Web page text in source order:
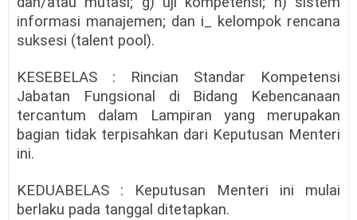
informasi manajemen; dan i_ kelompok rencana
suksesi (talent pool).
KESEBELAS : Rincian Standar Kompetensi
Jabatan Fungsional di Bidang Kebencanaan
tercantum dalam Lampiran yang merupakan
bagian tidak terpisahkan dari Keputusan Menteri
ini.
KEDUABELAS : Keputusan Menteri ini mulai
berlaku pada tanggal ditetapkan.